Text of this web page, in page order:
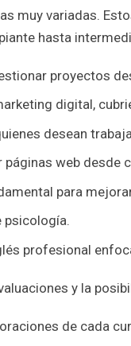
muy variadas.
hasta
proyectos
digital,
desean
páginas web desde
para
psicología.
profesional
y la
de cada